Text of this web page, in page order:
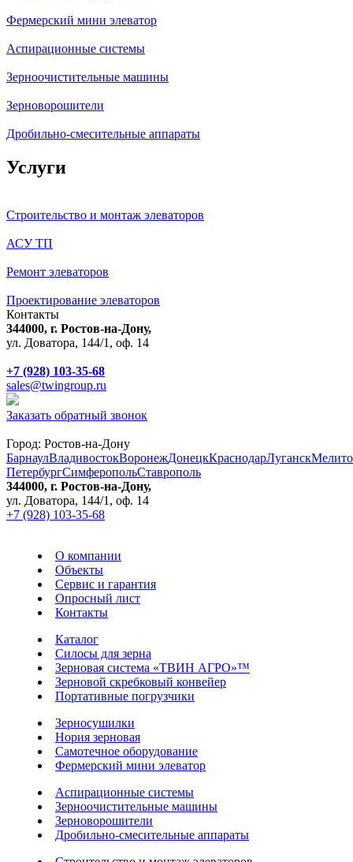
Фермерский мини элеватор
Аспирационные системы
Зерноочистительные машины
Зерноворошители
Дробильно-смесительные аппараты
Услуги
Строительство и монтаж элеваторов
АСУ ТП
Ремонт элеваторов
Проектирование элеваторов
Контакты
344000, г. Ростов-на-Дону,
ул. Доватора, 144/1, оф. 14
+7 (928) 103-35-68
sales@twingroup.ru
Заказать обратный звонок
Город: Ростов-на-Дону
БарнаулВладивостокВоронежДонецкКраснодарЛуганск
ПетербургСимферопольСтаврополь
344000, г. Ростов-на-Дону,
ул. Доватора, 144/1, оф. 14
+7 (928) 103-35-68
О компании
Объекты
Сервис и гарантия
Опросный лист
Контакты
Каталог
Силосы для зерна
Зерновая система «ТВИН АГРО»™
Зерновой скребковый конвейер
Портативные погрузчики
Зерносушилки
Нория зерновая
Самотечное оборудование
Фермерский мини элеватор
Аспирационные системы
Зерноочистительные машины
Зерноворошители
Дробильно-смесительные аппараты